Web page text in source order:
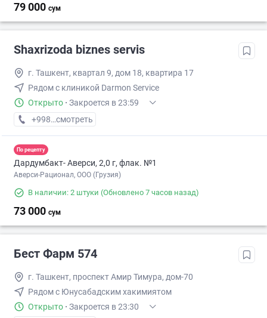
79 000 сум
Shaxrizoda biznes servis
г. Ташкент, квартал 9, дом 18, квартира 17
Рядом с клиникой Darmon Service
Открыто · Закроется в 23:59
+998 (33) XXX-XX-XX
смотреть
По рецепту
Дардумбакт- Аверси, 2,0 г, флак. №1
Аверси-Рационал, ООО (Грузия)
В наличии: 2 штуки (Обновлено 7 часов назад)
73 000 сум
Бест Фарм 574
г. Ташкент, проспект Амир Тимура, дом-70
Рядом с Юнусабадским хакимиятом
Открыто · Закроется в 23:30